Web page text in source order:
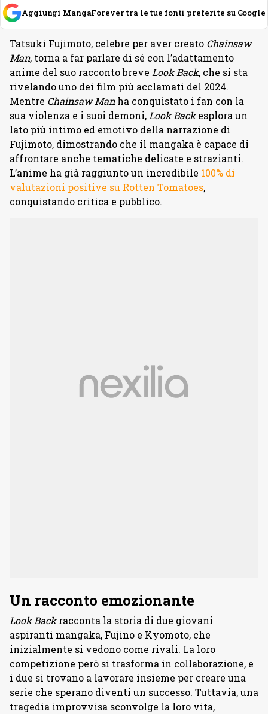
Aggiungi MangaForever tra le tue fonti preferite su Google
Tatsuki Fujimoto, celebre per aver creato Chainsaw
Man, torna a far parlare di sé con l’adattamento
anime del suo racconto breve Look Back, che si sta
rivelando uno dei film più acclamati del 2024.
Mentre Chainsaw Manha conquistato i fan con la
sua violenza e i suoi demoni, Look Backesplora un
lato più intimo ed emotivo della narrazione di
Fujimoto, dimostrando che il mangaka è capace di
affrontare anche tematiche delicate e strazianti.
L’anime ha già raggiunto un incredibile 100% di
valutazioni positive su Rotten Tomatoes,
conquistando critica e pubblico.
Un racconto emozionante
Look Backracconta la storia di due giovani
aspiranti mangaka, Fujino e Kyomoto, che
inizialmente si vedono come rivali. La loro
competizione però si trasforma in collaborazione, e
i due si trovano a lavorare insieme per creare una
serie che sperano diventi un successo. Tuttavia, una
tragedia improvvisa sconvolge la loro vita,